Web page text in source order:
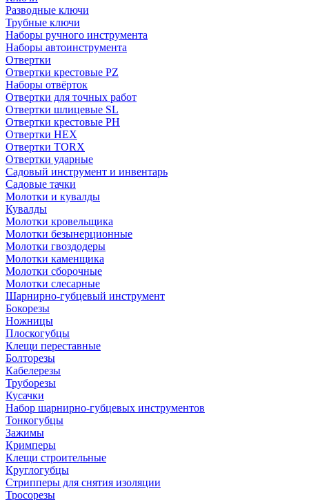
Разводные ключи
Трубные ключи
Наборы ручного инструмента
Наборы автоинструмента
Отвертки
Отвертки крестовые PZ
Наборы отвёрток
Отвертки для точных работ
Отвертки шлицевые SL
Отвертки крестовые PH
Отвертки HEX
Отвертки TORX
Отвертки ударные
Садовый инструмент и инвентарь
Садовые тачки
Молотки и кувалды
Кувалды
Молотки кровельщика
Молотки безынерционные
Молотки гвоздодеры
Молотки каменщика
Молотки сборочные
Молотки слесарные
Шарнирно-губцевый инструмент
Бокорезы
Ножницы
Плоскогубцы
Клещи переставные
Болторезы
Кабелерезы
Труборезы
Кусачки
Набор шарнирно-губцевых инструментов
Тонкогубцы
Зажимы
Кримперы
Клещи строительные
Круглогубцы
Стрипперы для снятия изоляции
Тросорезы